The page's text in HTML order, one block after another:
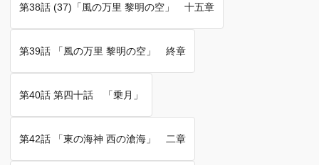
第38話 (37)「風の万里 黎明の空」 十五章
第39話 「風の万里 黎明の空」 終章
第40話 第四十話 「乗月」
第42話 「東の海神 西の滄海」 二章